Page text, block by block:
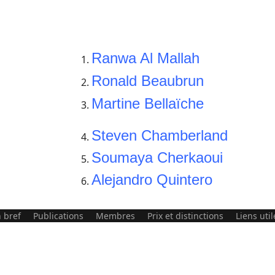
Ranwa Al Mallah
Ronald Beaubrun
Martine Bellaïche
Steven Chamberland
Soumaya Cherkaoui
Alejandro Quintero
bref Publications Membres Prix et distinctions Liens